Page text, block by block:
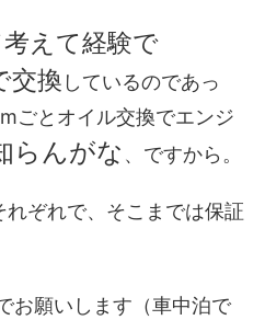
えて経験で
交換 しているのであっ
ごとオイル交換でエンジ
らんがな 、ですから。
ぞれで、そこまでは保証
お願いします（車中泊で